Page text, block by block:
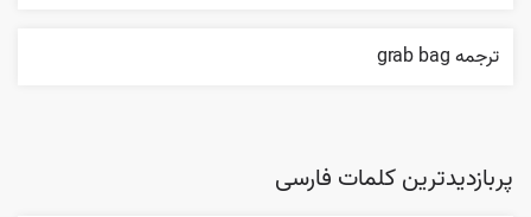
ترجمه grab bag
پربازدیدترین کلمات فارسی